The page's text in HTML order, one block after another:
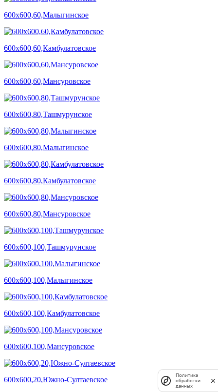
600х600,60,Малыгинское
600х600,60,Камбулатовское
600х600,60,Мансуровское
600х600,80,Ташмурунское
600х600,80,Малыгинское
600х600,80,Камбулатовское
600х600,80,Мансуровское
600х600,100,Ташмурунское
600х600,100,Малыгинское
600х600,100,Камбулатовское
600х600,100,Мансуровское
600х600,20,Южно-Султаевское
Политика
обработки
данных